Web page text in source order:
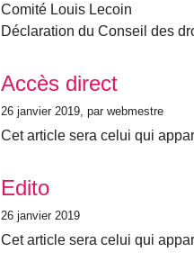
Comité Louis Lecoin
Déclaration du Conseil des
Accès direct
26 janvier 2019, par webmestre
Cet article sera celui qui
Edito
26 janvier 2019
Cet article sera celui qui